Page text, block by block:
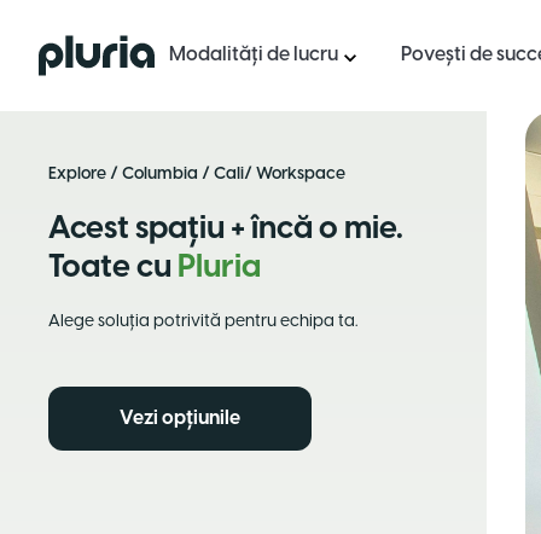
Logo Pluria Modalități de lucru Povești de
Explore / Columbia / Cali/ Workspace
Acest spațiu + încă o mie.
Toate cu Pluria
Alege soluția potrivită pentru echipa ta.
Vezi opțiunile